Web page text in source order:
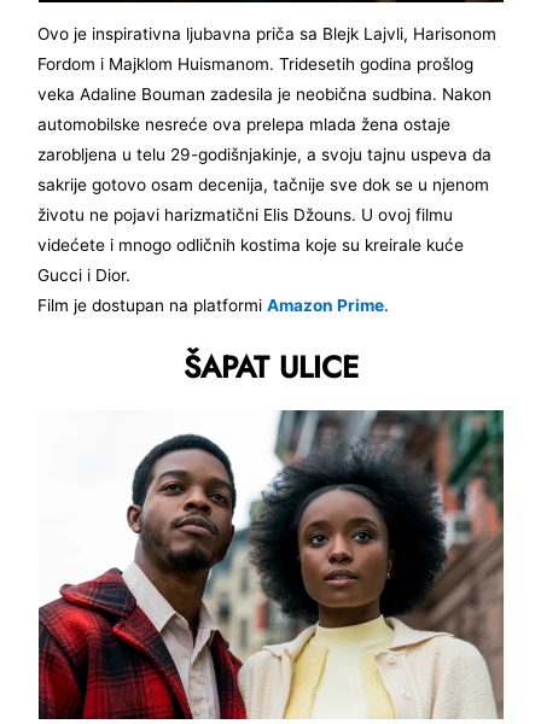
Ovo je inspirativna ljubavna priča sa Blejk Lajvli, Harisonom
Fordom i Majklom Huismanom. Tridesetih godina prošlog
veka Adaline Bouman zadesila je neobična sudbina. Nakon
automobilske nesreće ova prelepa mlada žena ostaje
zarobljena u telu 29-godišnjakinje, a svoju tajnu uspeva da
sakrije gotovo osam decenija, tačnije sve dok se u njenom
životu ne pojavi harizmatični Elis Džouns. U ovoj filmu
videćete i mnogo odličnih kostima koje su kreirale kuće
Gucci i Dior.
Film je dostupan na platformiAmazon Prime.
ŠAPAT ULICE